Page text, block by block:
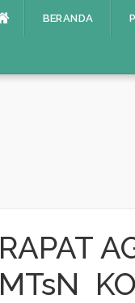
BERANDA
RAPAT
MTsN